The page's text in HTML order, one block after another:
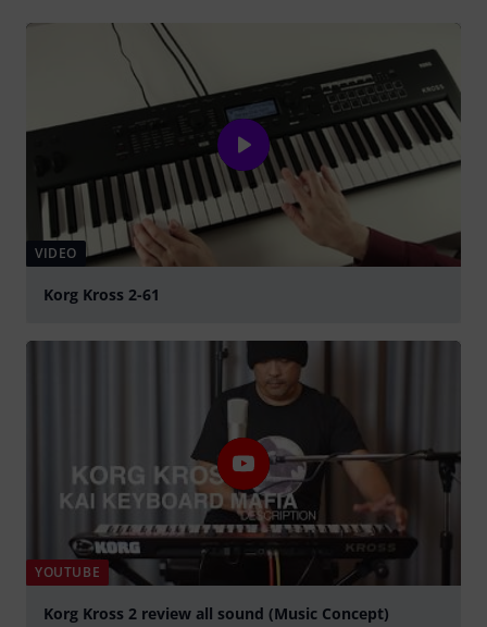
VIDEO
Korg Kross 2-61
YOUTUBE
Korg Kross 2 review all sound (Music Concept)